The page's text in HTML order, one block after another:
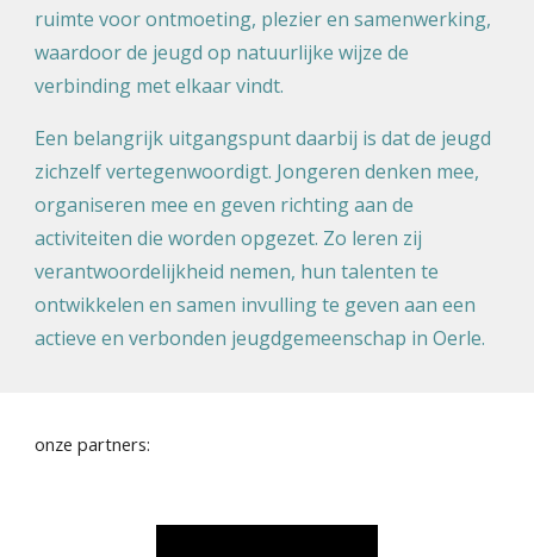
ruimte voor ontmoeting, plezier en samenwerking,
waardoor de jeugd op natuurlijke wijze de
verbinding met elkaar vindt.
Een belangrijk uitgangspunt daarbij is dat de jeugd
zichzelf vertegenwoordigt. Jongeren denken mee,
organiseren mee en geven richting aan de
activiteiten die worden opgezet. Zo leren zij
verantwoordelijkheid nemen, hun talenten te
ontwikkelen en samen invulling te geven aan een
actieve en verbonden jeugdgemeenschap in Oerle.
onze partners: